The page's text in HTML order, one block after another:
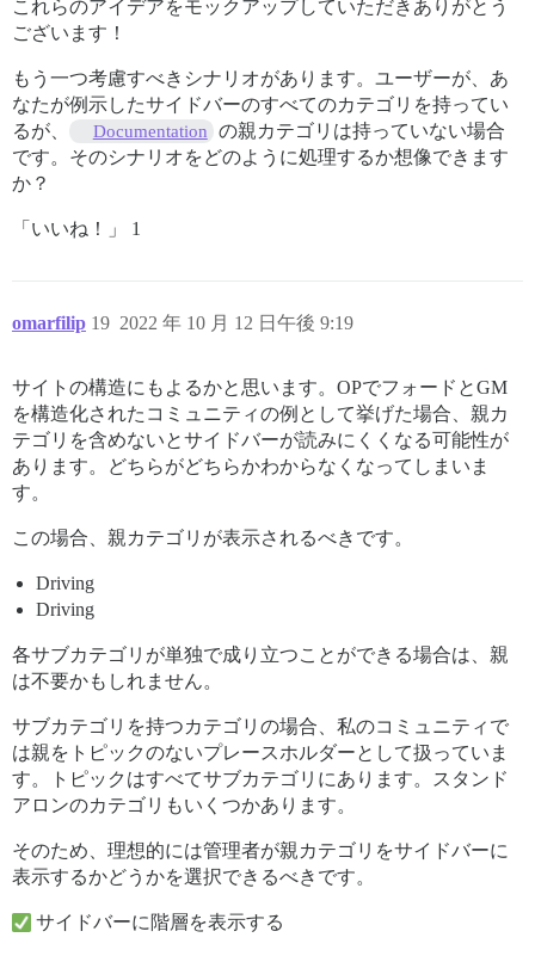
これらのアイデアをモックアップしていただきありがとう
ございます！
もう一つ考慮すべきシナリオがあります。ユーザーが、あ
なたが例示したサイドバーのすべてのカテゴリを持ってい
るが、
Documentation
の親カテゴリは持っていない場合
です。そのシナリオをどのように処理するか想像できます
か？
「いいね！」 1
omarfilip 2022 年 10 月 12 日午後 9:19
19
サイトの構造にもよるかと思います。OPでフォードとGM
を構造化されたコミュニティの例として挙げた場合、親カ
テゴリを含めないとサイドバーが読みにくくなる可能性が
あります。どちらがどちらかわからなくなってしまいま
す。
この場合、親カテゴリが表示されるべきです。
Driving
Driving
各サブカテゴリが単独で成り立つことができる場合は、親
は不要かもしれません。
サブカテゴリを持つカテゴリの場合、私のコミュニティで
は親をトピックのないプレースホルダーとして扱っていま
す。トピックはすべてサブカテゴリにあります。スタンド
アロンのカテゴリもいくつかあります。
そのため、理想的には管理者が親カテゴリをサイドバーに
表示するかどうかを選択できるべきです。
サイドバーに階層を表示する